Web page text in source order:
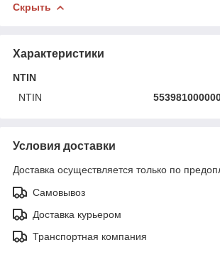
Скрыть
Характеристики
NTIN
NTIN
Условия доставки
Доставка осуществляется только по
Самовывоз
Доставка курьером
Транспортная компания